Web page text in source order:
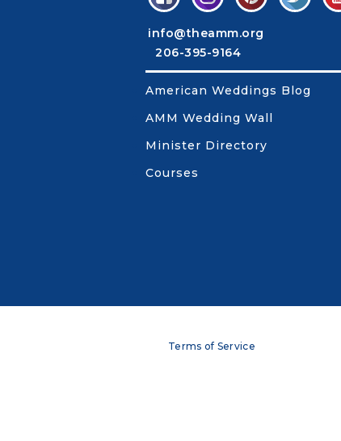
info@theamm.org
206-395-9164
American Weddings Blog
AMM Wedding Wall
Minister Directory
Courses
Terms of Service